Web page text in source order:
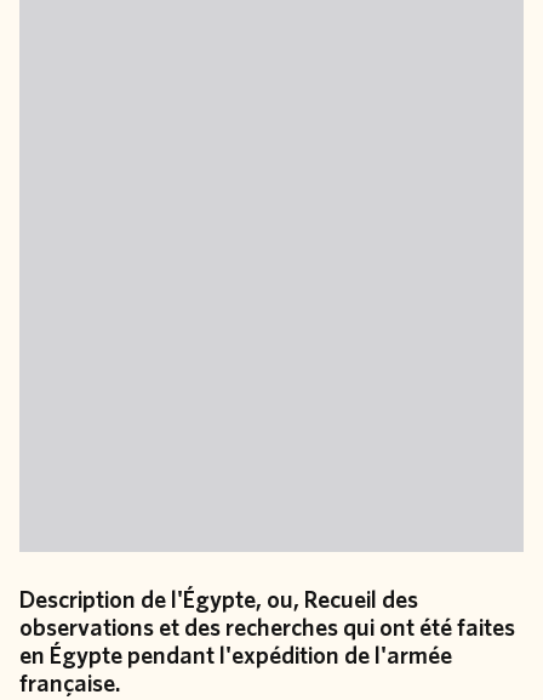
Description de l'Égypte, ou, Recueil des
observations et des recherches qui ont été faites
en Égypte pendant l'expédition de l'armée
française.